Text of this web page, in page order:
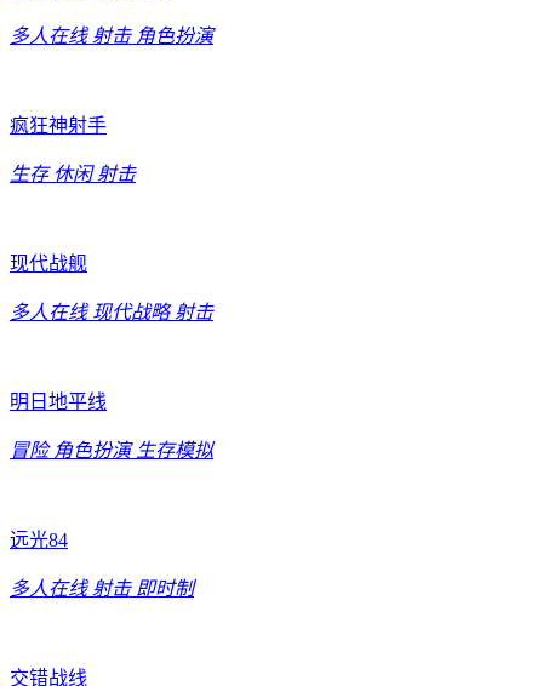
多人在线 射击 角色扮演
疯狂神射手
生存 休闲 射击
现代战舰
多人在线 现代战略 射击
明日地平线
冒险 角色扮演 生存模拟
远光84
多人在线 射击 即时制
交错战线